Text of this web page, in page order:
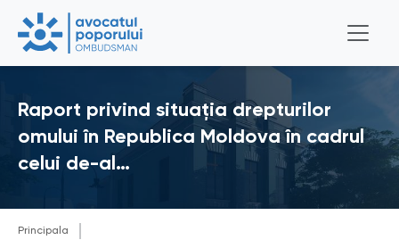
Raport privind situația drepturilor
omului în Republica Moldova în cadrul
celui de-al…
Principala